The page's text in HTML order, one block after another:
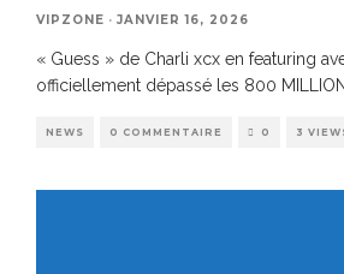
VIPZONE · JANVIER 16, 2026
« Guess » de Charli xcx en featuring
officiellement dépassé les 800
NEWS 0 COMMENTAIRE 0 3